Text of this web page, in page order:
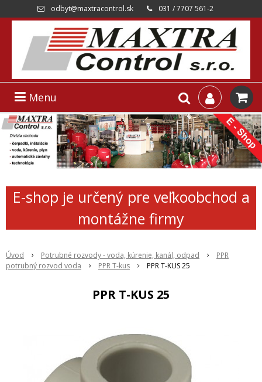
odbyt@maxtracontrol.sk 031 / 7707 561-2
Menu
E-shop je určený pre veľkoobchod a
montážne firmy
Úvod Potrubné rozvody - voda, kúrenie, kanál, odpad
PPR
potrubný rozvod voda
PPR T-kus PPR T-KUS 25
PPR T-KUS 25